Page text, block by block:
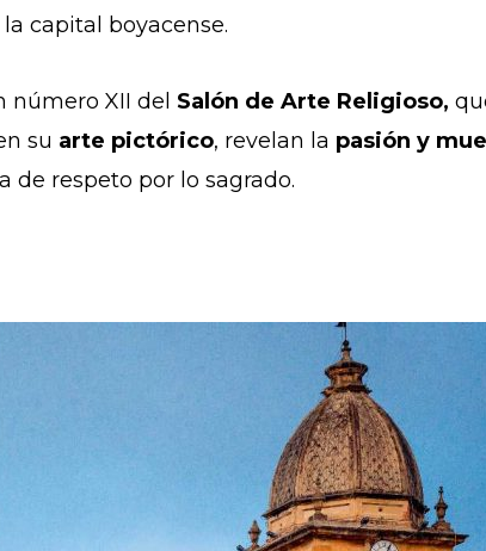
capital boyacense.
número XII del Salón de Arte Religioso,
su arte pictórico, revelan la pasión y
de respeto por lo sagrado.